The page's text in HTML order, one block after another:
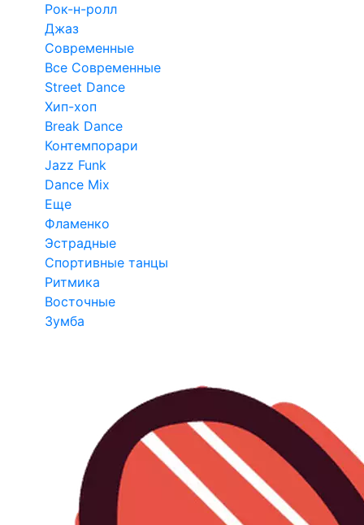
Рок-н-ролл
Джаз
Современные
Все Современные
Street Dance
Хип-хоп
Break Dance
Контемпорари
Jazz Funk
Dance Mix
Еще
Фламенко
Эстрадные
Спортивные танцы
Ритмика
Восточные
Зумба